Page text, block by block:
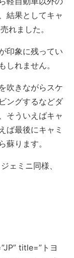
結果としてキャ
れました。
印象に残ってい
しれません。
吹きながらスケ
ングするなどダ
そういえばキャ
ば最後にキャミ
蘇ります。
ェミニ同様、
title=”トヨ